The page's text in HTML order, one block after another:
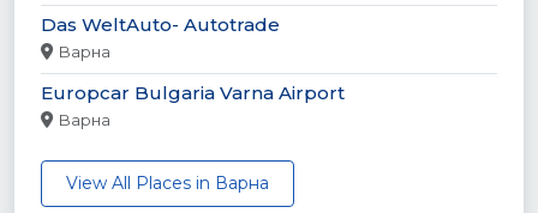
Das WeltAuto- Autotrade
Варна
Europcar Bulgaria Varna Airport
Варна
View All Places in Варна